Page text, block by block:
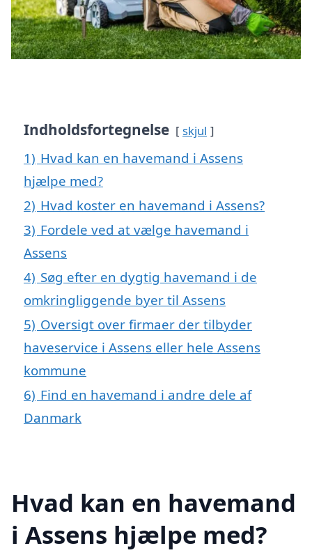
Indholdsfortegnelse skjul
1) Hvad kan en havemand i Assens
hjælpe med?
2) Hvad koster en havemand i Assens?
3) Fordele ved at vælge havemand i
Assens
4) Søg efter en dygtig havemand i de
omkringliggende byer til Assens
5) Oversigt over firmaer der tilbyder
haveservice i Assens eller hele Assens
kommune
6) Find en havemand i andre dele af
Danmark
Hvad kan en havemand
i Assens hjælpe med?